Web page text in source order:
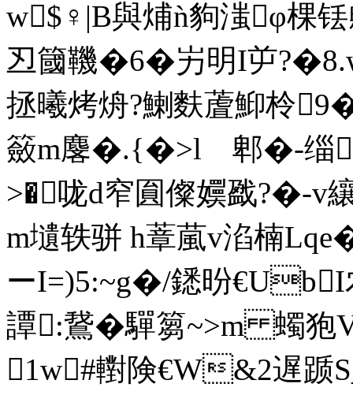
w$♀|B與烳ǹ豿滍φ棵
丒簂鞿�6�屴 明I屰
拯曦烤烐?鯻麩蔖鮣柃
籢m麐�.{�>l 郫�-缁
>�咙d窄圎儏嬽戤?�-v纕
m壝轶骈 h蔁葻v淊楠
ーI=)5:~g�/鏭昐€UbI
譚:鵞�驒篘~>m 蠋狍V
1w#轛険€W&2遅踬